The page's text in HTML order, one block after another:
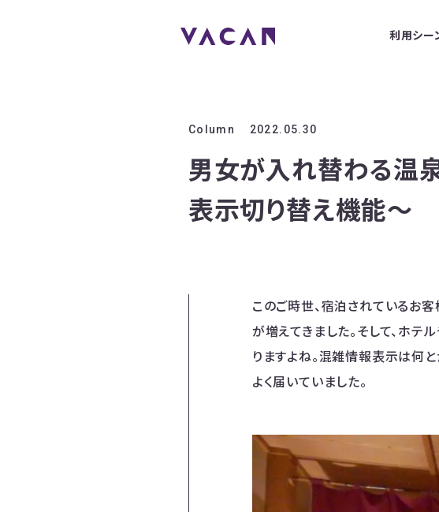
利用シー
Column 2022.05.30
男女が入れ替わる温
表示切り替え機能〜
このご時世、宿泊されているお
が増えてきました。そして、ホテ
りますよね。混雑情報表示は何
よく届いていました。